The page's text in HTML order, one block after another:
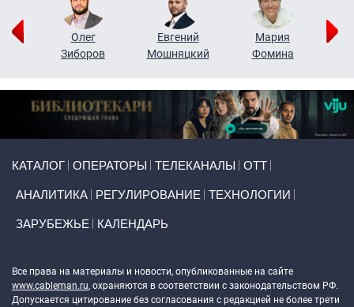
Олег
Зиборов
Евгений
Мошняцкий
Мария
Фомина
КАТАЛОГ ОПЕРАТОРЫ ТЕЛЕКАНАЛЫ ОТТ
АНАЛИТИКА РЕГУЛИРОВАНИЕ ТЕХНОЛОГИИ
ЗАРУБЕЖЬЕ КАЛЕНДАРЬ
Все права на материалы и новости, опубликованные на сайте
www.cableman.ru, охраняются в соответствии с законодательством РФ.
Допускается цитирование без согласования с редакцией не более трети